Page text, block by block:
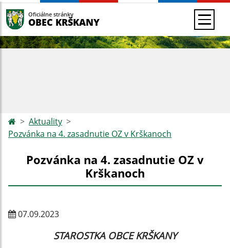
Oficiálne stránky
OBEC KRŠKANY
Aktuality
Pozvánka na 4. zasadnutie OZ v Krškanoch
Pozvánka na 4. zasadnutie OZ v
Krškanoch
07.09.2023
STAROSTKA OBCE KRŠKANY